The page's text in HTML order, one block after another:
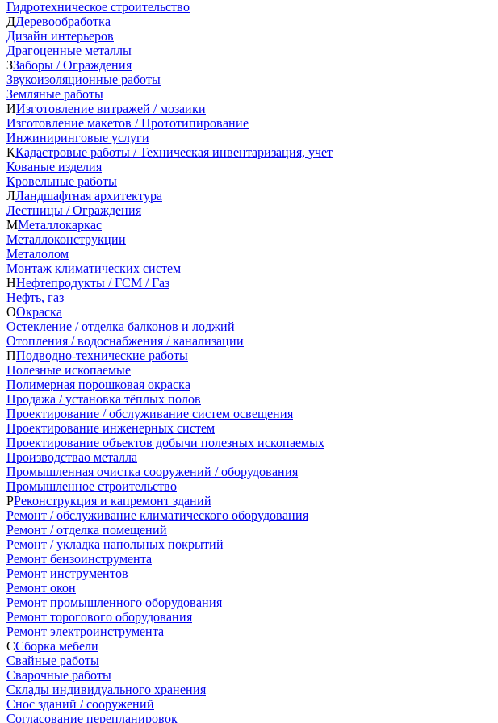
Гидротехническое строительство
ДДеревообработка
Дизайн интерьеров
Драгоценные металлы
ЗЗаборы / Ограждения
Звукоизоляционные работы
Земляные работы
ИИзготовление витражей / мозаики
Изготовление макетов / Прототипирование
Инжиниринговые услуги
ККадастровые работы / Техническая инвентаризация, учет
Кованые изделия
Кровельные работы
ЛЛандшафтная архитектура
Лестницы / Ограждения
ММеталлокаркас
Металлоконструкции
Металолом
Монтаж климатических систем
ННефтепродукты / ГСМ / Газ
Нефть, газ
ООкраска
Остекление / отделка балконов и лоджий
Отопления / водоснабжения / канализации
ППодводно-технические работы
Полезные ископаемые
Полимерная порошковая окраска
Продажа / установка тёплых полов
Проектирование / обслуживание систем освещения
Проектирование инженерных систем
Проектирование объектов добычи полезных ископаемых
Производствао металла
Промышленная очистка сооружений / оборудования
Промышленное строительство
РРеконструкция и капремонт зданий
Ремонт / обслуживание климатического оборудования
Ремонт / отделка помещений
Ремонт / укладка напольных покрытий
Ремонт бензоинструмента
Ремонт инструментов
Ремонт окон
Ремонт промышленного оборудования
Ремонт торогового оборудования
Ремонт электроинструмента
ССборка мебели
Свайные работы
Сварочные работы
Склады индивидуального хранения
Снос зданий / сооружений
Согласование перепланировок